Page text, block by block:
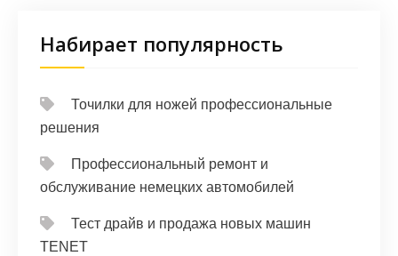
Набирает популярность
Точилки для ножей профессиональные
решения
Профессиональный ремонт и
обслуживание немецких автомобилей
Тест драйв и продажа новых машин
TENET